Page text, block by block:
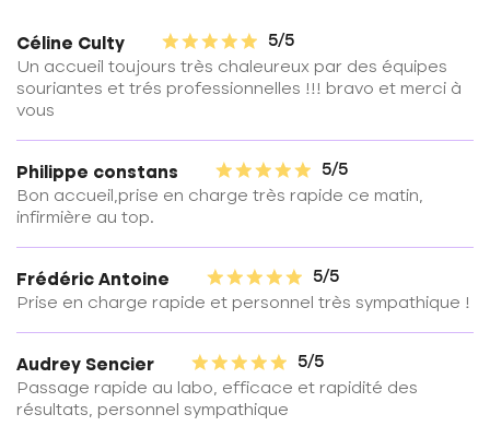
Céline Culty
5/5
Un accueil toujours très chaleureux par des équipes
souriantes et trés professionnelles !!! bravo et merci à
vous
Philippe constans
5/5
Bon accueil,prise en charge très rapide ce matin,
infirmière au top.
Frédéric Antoine
5/5
Prise en charge rapide et personnel très sympathique !
Audrey Sencier
5/5
Passage rapide au labo, efficace et rapidité des
résultats, personnel sympathique